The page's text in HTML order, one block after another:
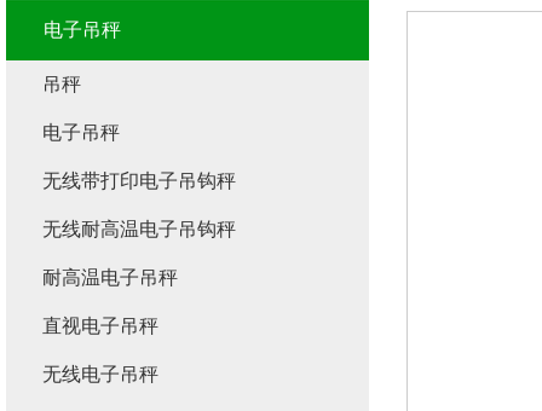
电子吊秤
吊秤
电子吊秤
无线带打印电子吊钩秤
无线耐高温电子吊钩秤
耐高温电子吊秤
直视电子吊秤
无线电子吊秤